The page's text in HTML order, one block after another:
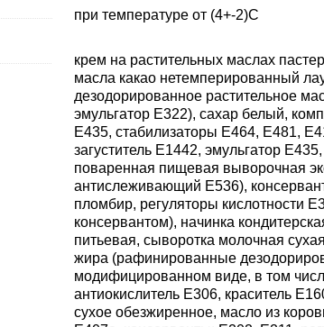
при температуре от (4+-2)С
крем на растительных маслах
масла какао нетемперированный
дезодорированное растительное
эмульгатор Е322), сахар белый,
Е435, стабилизаторы Е464, Е481,
загуститель Е1442, эмульгатор
поваренная пищевая выворочная
антислеживающий Е536),
пломбир, регуляторы кислотности
консервантом), начинка
питьевая, сыворотка молочная
жира (рафинированные
модифицированном виде, в том
антиокислитель Е306, краситель
сухое обезжиренное, масло из